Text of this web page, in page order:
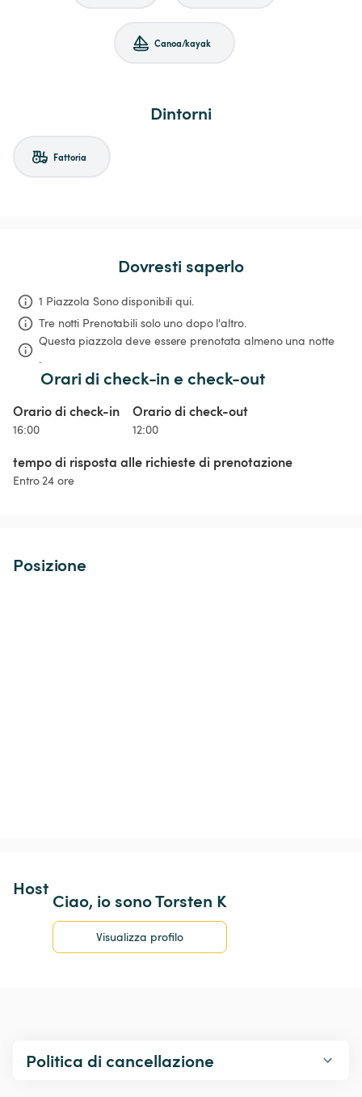
Canoa/kayak
Dintorni
Fattoria
Dovresti saperlo
1 Piazzola Sono disponibili qui.
Tre notti Prenotabili solo uno dopo l'altro.
Questa piazzola deve essere prenotata almeno una notte
.
Orari di check-in e check-out
Orario di check-in
16:00
Orario di check-out
12:00
tempo di risposta alle richieste di prenotazione
Entro 24 ore
Posizione
Host
Ciao, io sono Torsten K
Visualizza profilo
Politica di cancellazione